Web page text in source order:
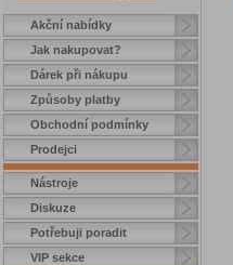
Akční nabídky
Jak nakupovat?
Dárek při nákupu
Způsoby platby
Obchodní podmínky
Prodejci
Nástroje
Diskuze
Potřebuji poradit
VIP sekce